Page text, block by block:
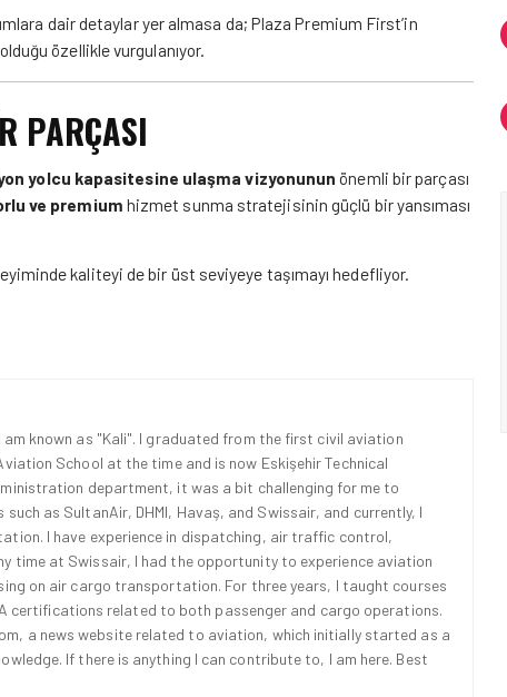
dair detaylar yer almasa da; Plaza Premium First’in
özellikle vurgulanıyor.
PARÇASI
yolcu kapasitesine ulaşma vizyonunun önemli bir parçası
ve premium hizmet sunma stratejisinin güçlü bir yansıması
kaliteyi de bir üst seviyeye taşımayı hedefliyor.
am known as "Kali". I graduated from the first civil aviation
School at the time and is now Eskişehir Technical
department, it was a bit challenging for me to
as SultanAir, DHMI, Havaş, and Swissair, and currently, I
I have experience in dispatching, air traffic control,
time at Swissair, I had the opportunity to experience aviation
on air cargo transportation. For three years, I taught courses
certifications related to both passenger and cargo operations.
a news website related to aviation, which initially started as a
If there is anything I can contribute to, I am here. Best